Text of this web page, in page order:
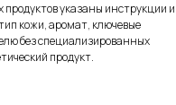
продуктов указаны инструкции и
кожи, аромат, ключевые
без специализированных
продукт.